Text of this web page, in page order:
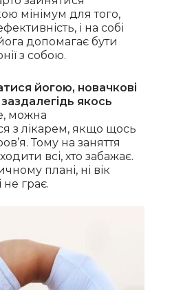
мінімум для того,
і на собі
допомагає бути
з собою.
йогою, новачкові
якось
можна
з лікарем, якщо щось
Тому на заняття
всі, хто забажає.
плані, ні вік
не грає.